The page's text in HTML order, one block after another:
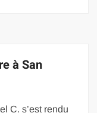
à San
C. s’est rendu